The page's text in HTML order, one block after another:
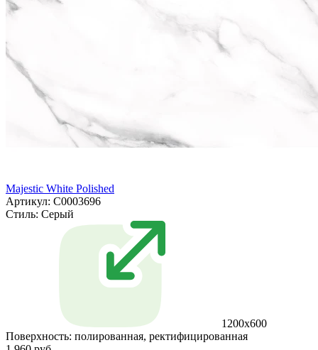
Majestic White Polished
Артикул: С0003696
Стиль: Серый
1200x600
Поверхность: полированная, ректифицированная